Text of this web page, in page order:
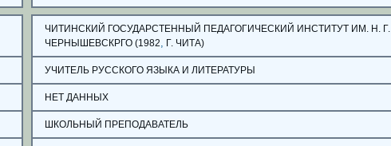
ЧИТИНСКИЙ ГОСУДАРСТЕННЫЙ ПЕДАГОГИЧЕСКИЙ ИНСТИТУТ ИМ. Н. Г.
ЧЕРНЫШЕВСКРГО (1982, Г. ЧИТА)
УЧИТЕЛЬ РУССКОГО ЯЗЫКА И ЛИТЕРАТУРЫ
НЕТ ДАННЫХ
ШКОЛЬНЫЙ ПРЕПОДАВАТЕЛЬ